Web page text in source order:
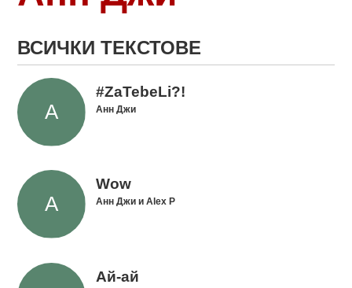
ВСИЧКИ ТЕКСТОВЕ
#ZaTebeLi?!
Анн Джи
Wow
Анн Джи и Alex P
Ай-ай